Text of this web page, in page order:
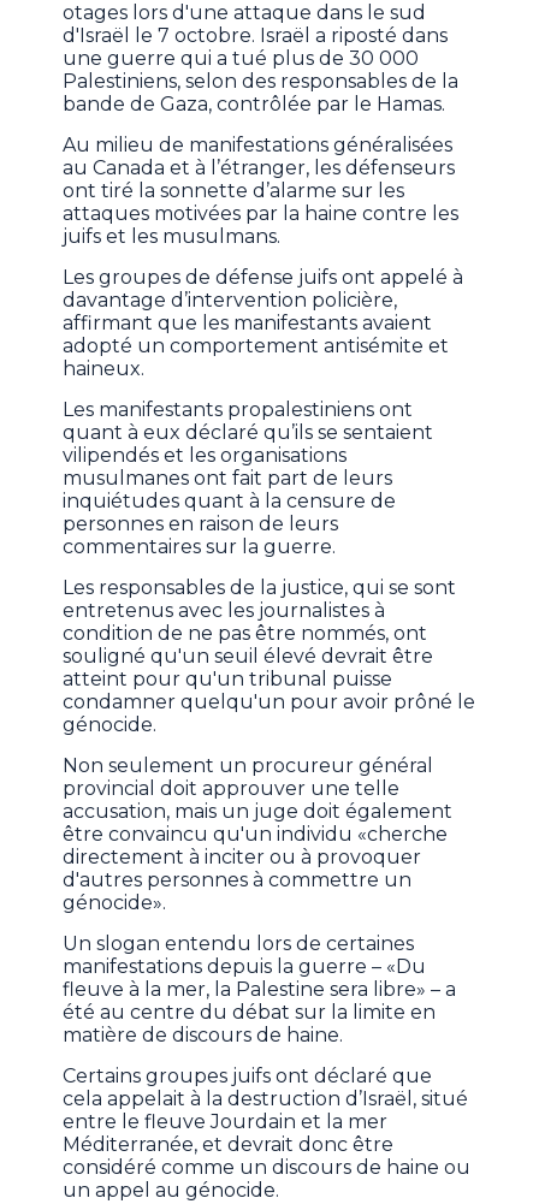
otages lors d'une attaque dans le sud
d'Israël le 7 octobre. Israël a riposté dans
une guerre qui a tué plus de 30 000
Palestiniens, selon des responsables de la
bande de Gaza, contrôlée par le Hamas.
Au milieu de manifestations généralisées
au Canada et à l’étranger, les défenseurs
ont tiré la sonnette d’alarme sur les
attaques motivées par la haine contre les
juifs et les musulmans.
Les groupes de défense juifs ont appelé à
davantage d’intervention policière,
affirmant que les manifestants avaient
adopté un comportement antisémite et
haineux.
Les manifestants propalestiniens ont
quant à eux déclaré qu’ils se sentaient
vilipendés et les organisations
musulmanes ont fait part de leurs
inquiétudes quant à la censure de
personnes en raison de leurs
commentaires sur la guerre.
Les responsables de la justice, qui se sont
entretenus avec les journalistes à
condition de ne pas être nommés, ont
souligné qu'un seuil élevé devrait être
atteint pour qu'un tribunal puisse
condamner quelqu'un pour avoir prôné le
génocide.
Non seulement un procureur général
provincial doit approuver une telle
accusation, mais un juge doit également
être convaincu qu'un individu «cherche
directement à inciter ou à provoquer
d'autres personnes à commettre un
génocide».
Un slogan entendu lors de certaines
manifestations depuis la guerre – «Du
fleuve à la mer, la Palestine sera libre» – a
été au centre du débat sur la limite en
matière de discours de haine.
Certains groupes juifs ont déclaré que
cela appelait à la destruction d’Israël, situé
entre le fleuve Jourdain et la mer
Méditerranée, et devrait donc être
considéré comme un discours de haine ou
un appel au génocide.